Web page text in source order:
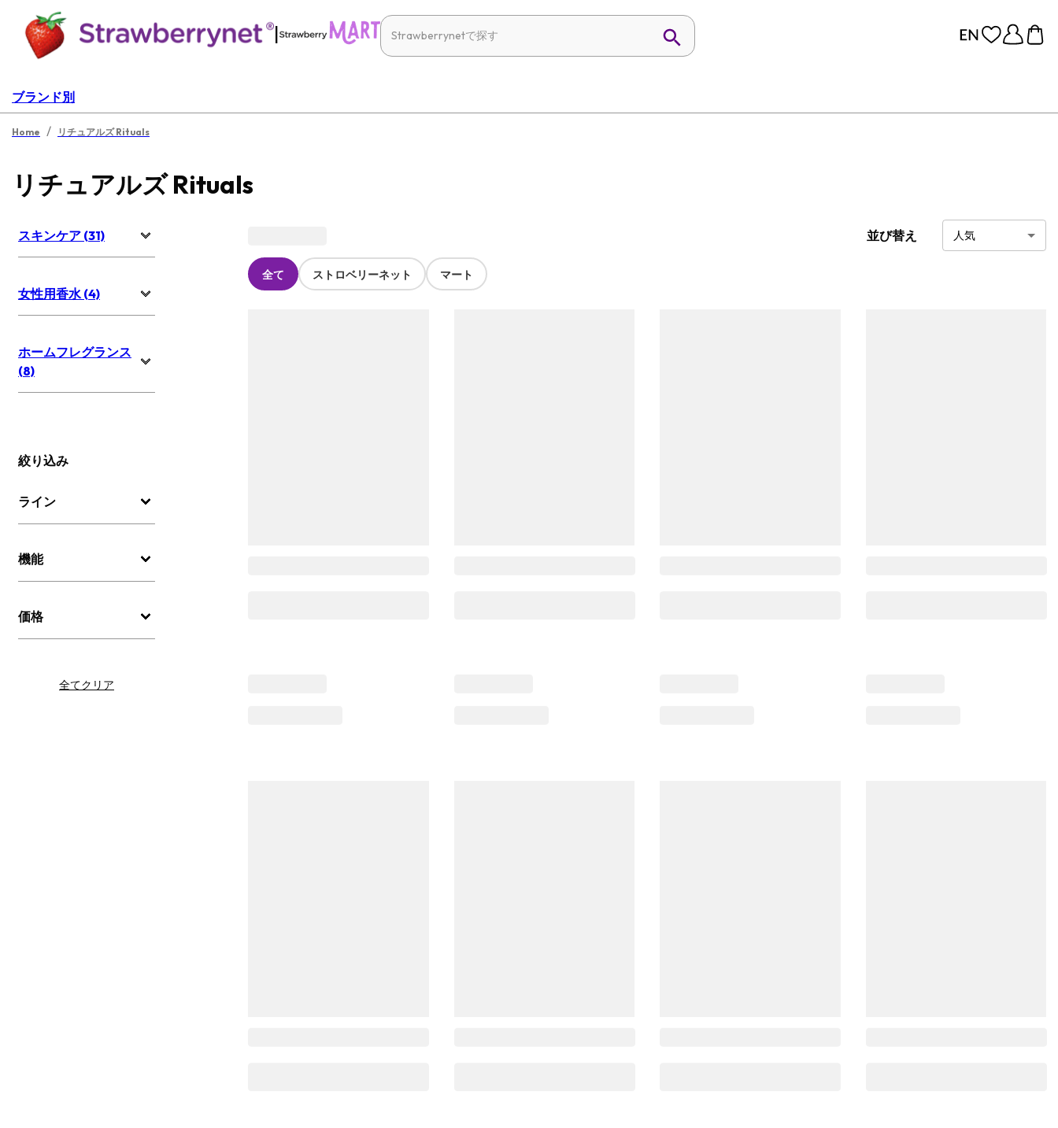
|
ブランド別
Home / リチュアルズ Rituals
リチュアルズ Rituals
スキンケア (31)
女性用香水 (4)
ホームフレグランス
(8)
絞り込み
ライン
機能
価格
全てクリア
並び替え 人気
全て ストロベリーネット マート